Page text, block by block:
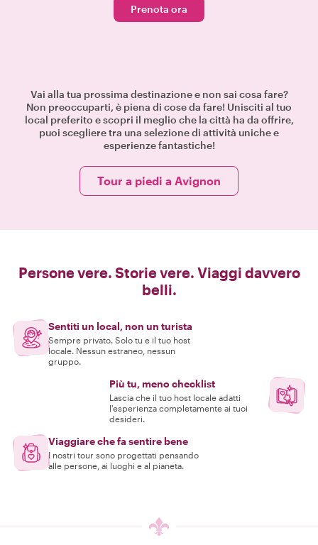
Prenota ora
Vai alla tua prossima destinazione e non sai cosa fare?
Non preoccuparti, è piena di cose da fare! Unisciti al tuo
local preferito e scopri il meglio che la città ha da offrire,
puoi scegliere tra una selezione di attività uniche e
esperienze fantastiche!
Tour a piedi a Avignon
Persone vere. Storie vere. Viaggi davvero
belli.
Sentiti un local, non un turista
Sempre privato. Solo tu e il tuo host
locale. Nessun estraneo, nessun
gruppo.
Più tu, meno checklist
Lascia che il tuo host locale adatti
l'esperienza completamente ai tuoi
desideri.
Viaggiare che fa sentire bene
I nostri tour sono progettati pensando
alle persone, ai luoghi e al pianeta.